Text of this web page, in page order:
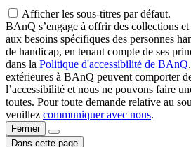
Afficher les sous-titres par défaut.
BAnQ s’engage à offrir des collections
aux besoins spécifiques des personnes
de handicap, en tenant compte de ses
dans la Politique d'accessibilité de BAnQ
extérieures à BAnQ peuvent comporter
l’accessibilité et nous ne pouvons faire
toutes. Pour toute demande relative au
veuillez communiquer avec nous.
Fermer
Dans cette page